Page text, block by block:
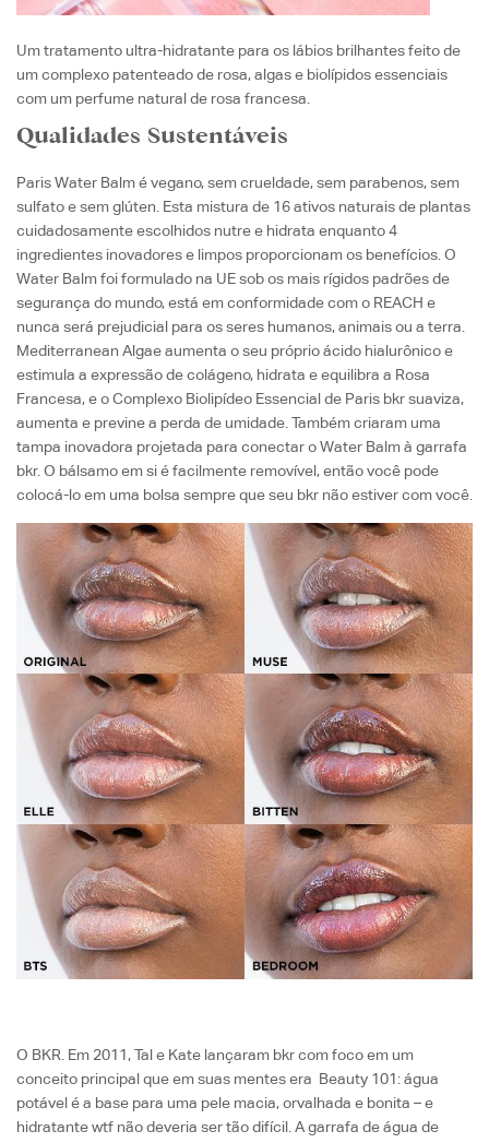
Um tratamento ultra-hidratante para os lábios brilhantes feito de
um complexo patenteado de rosa, algas e biolípidos essenciais
com um perfume natural de rosa francesa.
Qualidades Sustentáveis
Paris Water Balm é vegano, sem crueldade, sem parabenos, sem
sulfato e sem glúten. Esta mistura de 16 ativos naturais de plantas
cuidadosamente escolhidos nutre e hidrata enquanto 4
ingredientes inovadores e limpos proporcionam os benefícios. O
Water Balm foi formulado na UE sob os mais rígidos padrões de
segurança do mundo, está em conformidade com o REACH e
nunca será prejudicial para os seres humanos, animais ou a terra.
Mediterranean Algae aumenta o seu próprio ácido hialurônico e
estimula a expressão de colágeno, hidrata e equilibra a Rosa
Francesa, e o Complexo Biolipídeo Essencial de Paris bkr suaviza,
aumenta e previne a perda de umidade. Também criaram uma
tampa inovadora projetada para conectar o Water Balm à garrafa
bkr. O bálsamo em si é facilmente removível, então você pode
colocá-lo em uma bolsa sempre que seu bkr não estiver com você.
O BKR. Em 2011, Tal e Kate lançaram bkr com foco em um
conceito principal que em suas mentes era Beauty 101: água
potável é a base para uma pele macia, orvalhada e bonita – e
hidratante wtf não deveria ser tão difícil. Agarrafa de água de